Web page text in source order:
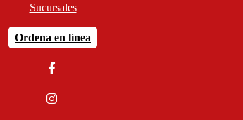
Sucursales
Ordena en línea